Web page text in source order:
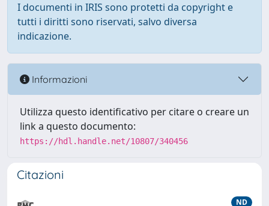
I documenti in IRIS sono protetti da copyright e
tutti i diritti sono riservati, salvo diversa
indicazione.
Informazioni
Utilizza questo identificativo per citare o creare un
link a questo documento:
https://hdl.handle.net/10807/340456
Citazioni
ND